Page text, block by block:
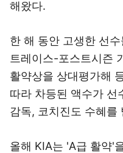
해왔다.
한 해 동안 고생한 선
트레이스-포스트시즌
활약상을 상대평가해
따라 차등된 액수가 선
감독, 코치진도 수혜를
올해 KIA는 'A급 활약'